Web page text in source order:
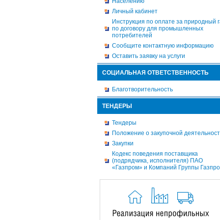
Личный кабинет
Инструкция по оплате за природный
по договору для промышленных
потребителей
Сообщите контактную информацию
Оставить заявку на услуги
СОЦИАЛЬНАЯ ОТВЕТСТВЕННОСТЬ
Благотворительность
ТЕНДЕРЫ
Тендеры
Положение о закупочной
Закупки
Кодекс поведения поставщика
(подрядчика, исполнителя) ПАО
«Газпром» и Компаний Группы